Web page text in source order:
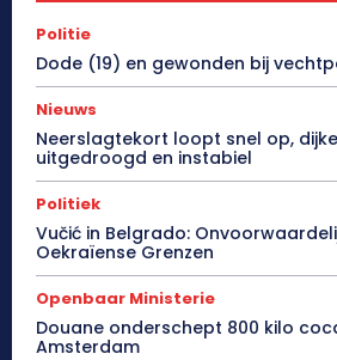
Politie
Dode (19) en gewonden bij
Nieuws
Neerslagtekort loopt snel op,
uitgedroogd en instabiel
Politiek
Vučić in Belgrado:
Oekraïense Grenzen
Openbaar Ministerie
Douane onderschept 800 kilo
Amsterdam